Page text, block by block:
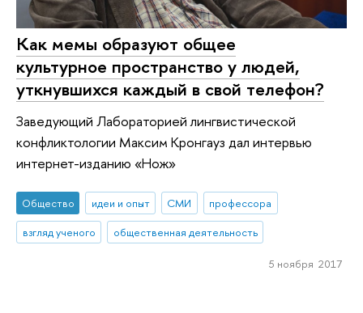
Как мемы образуют общее
культурное пространство у людей,
уткнувшихся каждый в свой телефон?
Заведующий Лабораторией лингвистической
конфликтологии Максим Кронгауз дал интервью
интернет-изданию «Нож»
Общество идеи и опыт СМИ
профессора
взгляд ученого
общественная деятельность
5 ноября 2017